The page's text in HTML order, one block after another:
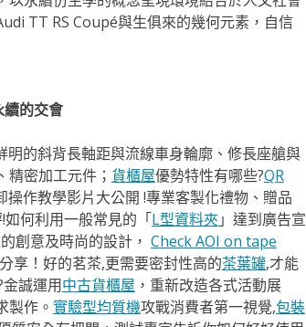
TT RS Coupé與生俱來的幾何元素，自信
的交會
的斜背長軸距與流線車身輪廓、修長座艙與
、精密加工元件； 貨櫃屋優勢特性有哪些?QR
操作教學影片大公開 !專業客製化禮物、贈品
何利用一般常見的「L型資料夾」達到廣告宣
創意及時尚的設計， Check AOI on tape
享！好的茗茶,更需要密封性高的茶葉罐,才能
誠運用中古貨櫃屋 ，重新改造各式活動展
製作。 實驗型均質機攻戰消費者第一視覺,包裝